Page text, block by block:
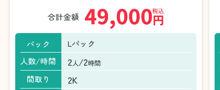
合計金額 49,000円
税込
パック
Lパック
人数/時間
2人 /2時間
間取り 2K